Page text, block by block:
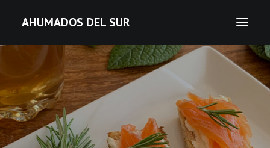
AHUMADOS DEL SUR
Salmón
Esturión
Pesca local ahumada
Pesca local artesanal